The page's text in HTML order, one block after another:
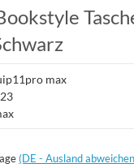
max
(DE - Ausland